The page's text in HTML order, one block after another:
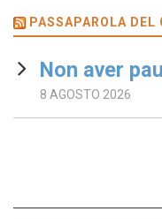
PASSAPAROLA DEL
Non aver
8 AGOSTO 2026